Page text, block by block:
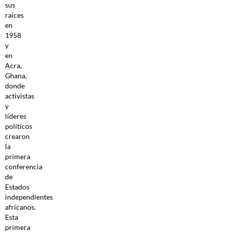
sus
raíces
en
1958
y
en
Acra,
Ghana,
donde
activistas
y
líderes
políticos
crearon
la
primera
conferencia
de
Estados
independientes
africanos.
Esta
primera